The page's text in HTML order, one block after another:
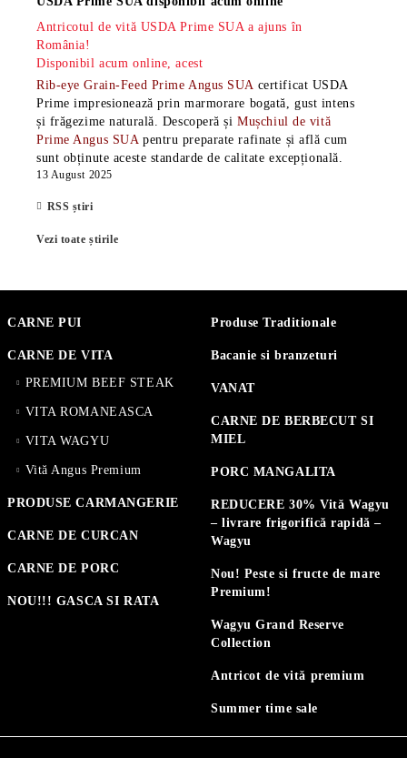
Antricotul de vită USDA Prime SUA a ajuns în
România!
Disponibil acum online, acest
Rib-eye Grain-Feed Prime Angus SUA certificat USDA
Prime impresionează prin marmorare bogată, gust intens
și frăgezime naturală. Descoperă șiMușchiul de vită
Prime Angus SUA pentru preparate rafinate și află cum
sunt obținute aceste standarde de calitate excepțională.
13 August 2025
RSS știri
Vezi toate știrile
CARNE PUI
CARNE DE VITA
PREMIUM BEEF STEAK
VITA ROMANEASCA
VITA WAGYU
Vită Angus Premium
PRODUSE CARMANGERIE
CARNE DE CURCAN
CARNE DE PORC
NOU!!! GASCA SI RATA
Produse Traditionale
Bacanie si branzeturi
VANAT
CARNE DE BERBECUT SI
MIEL
PORC MANGALITA
REDUCERE 30% Vită Wagyu
– livrare frigorifică rapidă –
Wagyu
Nou! Peste si fructe de mare
Premium!
Wagyu Grand Reserve
Collection
Antricot de vită premium
Summer time sale